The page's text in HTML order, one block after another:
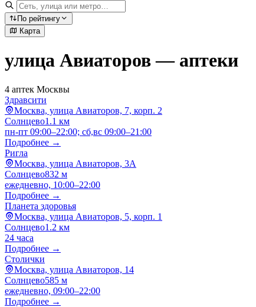
По рейтингу
Карта
улица Авиаторов — аптеки
4 аптек Москвы
Здравсити
Москва, улица Авиаторов, 7, корп. 2
Солнцево1.1 км
пн-пт 09:00–22:00; сб,вс 09:00–21:00
Подробнее →
Ригла
Москва, улица Авиаторов, 3А
Солнцево832 м
ежедневно, 10:00–22:00
Подробнее →
Планета здоровья
Москва, улица Авиаторов, 5, корп. 1
Солнцево1.2 км
24 часа
Подробнее →
Столички
Москва, улица Авиаторов, 14
Солнцево585 м
ежедневно, 09:00–22:00
Подробнее →